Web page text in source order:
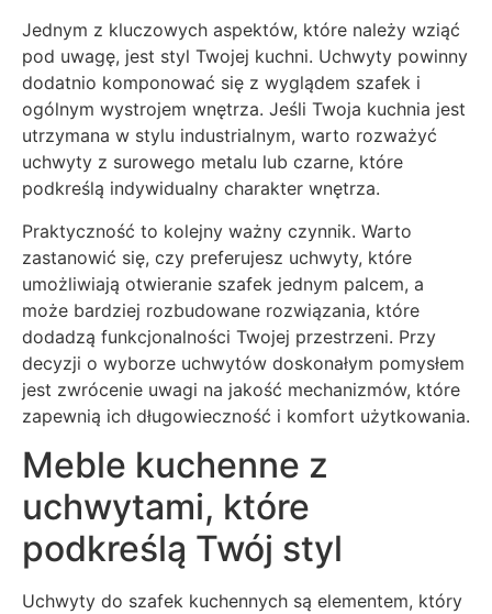
Jednym z kluczowych aspektów, które należy wziąć
pod uwagę, jest styl Twojej kuchni. Uchwyty powinny
dodatnio komponować się z wyglądem szafek i
ogólnym wystrojem wnętrza. Jeśli Twoja kuchnia jest
utrzymana w stylu industrialnym, warto rozważyć
uchwyty z surowego metalu lub czarne, które
podkreślą indywidualny charakter wnętrza.
Praktyczność to kolejny ważny czynnik. Warto
zastanowić się, czy preferujesz uchwyty, które
umożliwiają otwieranie szafek jednym palcem, a
może bardziej rozbudowane rozwiązania, które
dodadzą funkcjonalności Twojej przestrzeni. Przy
decyzji o wyborze uchwytów doskonałym pomysłem
jest zwrócenie uwagi na jakość mechanizmów, które
zapewnią ich długowieczność i komfort użytkowania.
Meble kuchenne z
uchwytami, które
podkreślą Twój styl
Uchwyty do szafek kuchennych są elementem, który